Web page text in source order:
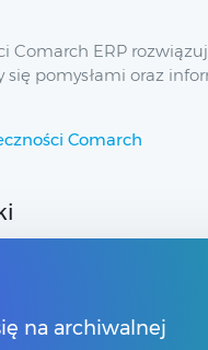
Comarch ERP
się pomysłami oraz
Comarch
XT
na archiwalnej